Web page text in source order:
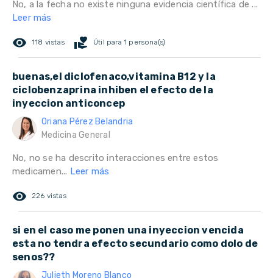
No, a la fecha no existe ninguna evidencia científica de ...
Leer más
remove_red_eye 118 vistas volunteer_activism Útil para 1 persona(s)
buenas,el diclofenaco,vitamina B12 y la
ciclobenzaprina inhiben el efecto de la
inyeccion anticoncep
Oriana Pérez Belandria
Medicina General
No, no se ha descrito interacciones entre estos
medicamen... Leer más
remove_red_eye 226 vistas
si en el caso me ponen una inyeccion vencida
esta no tendra efecto secundario como dolo de
senos??
Julieth Moreno Blanco